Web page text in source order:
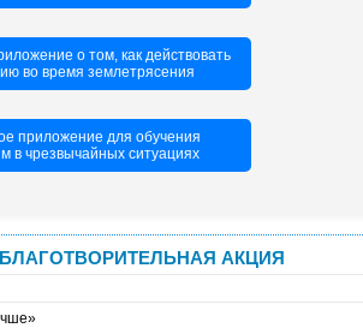
о том, как действовать
во время землетрясения
приложение для обучения
в чрезвычайных ситуациях
АКЦИЯ